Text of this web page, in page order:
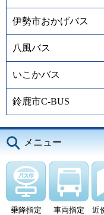
伊勢市おかげバス
八風バス
いこかバス
鈴鹿市C-BUS
メニュー
乗降指定 車両指定 近